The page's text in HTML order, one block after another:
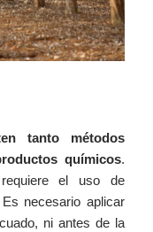
tanto métodos
químicos.
el uso de
necesario aplicar
ni antes de la